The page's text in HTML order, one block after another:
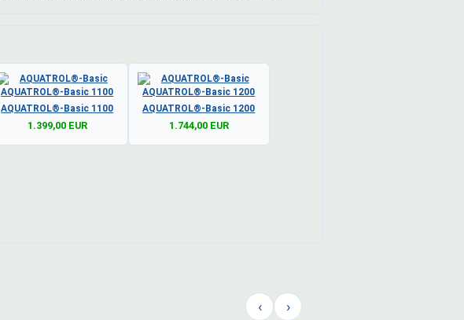
AQUATROL®-Basic 1100
1.399,00 EUR
AQUATROL®-Basic 1200
1.744,00 EUR
‹ ›